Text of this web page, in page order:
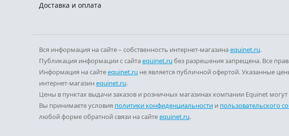
Доставка и оплата
Вся информация на сайте – собственность интернет-магазинаequinet.ru.
Публикация информации с сайтаequinet.ru без разрешения запрещена. Все
Информация на сайтеequinet.ru не является публичной офертой. Указанные
интернет-магазин equinet.ru.
Цены в пунктах выдачи заказов и розничных магазинах компании Equinet могут
Вы принимаете условия политики конфиденциальности и пользовательского
любой форме обратной связи на сайтеequinet.ru.